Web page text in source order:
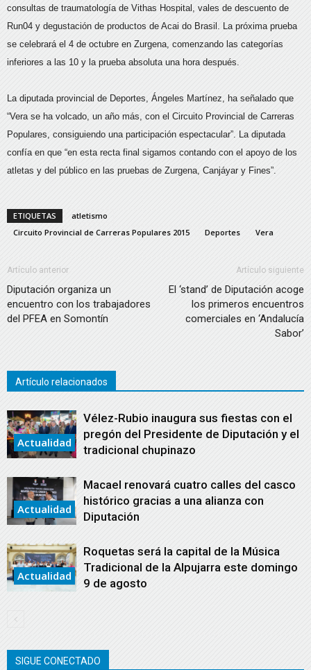
consultas de traumatología de Vithas Hospital, vales de descuento de
Run04 y degustación de productos de Acai do Brasil. La próxima prueba
se celebrará el 4 de octubre en Zurgena, comenzando las categorías
inferiores a las 10 y la prueba absoluta una hora después.
La diputada provincial de Deportes, Ángeles Martínez, ha señalado que
“Vera se ha volcado, un año más, con el Circuito Provincial de Carreras
Populares, consiguiendo una participación espectacular”. La diputada
confía en que “en esta recta final sigamos contando con el apoyo de los
atletas y del público en las pruebas de Zurgena, Canjáyar y Fines”.
ETIQUETAS
atletismo
Circuito Provincial de Carreras Populares 2015
Deportes Vera
Artículo anterior
Diputación organiza un
encuentro con los trabajadores
del PFEA en Somontín
Artículo siguiente
El ‘stand’ de Diputación acoge
los primeros encuentros
comerciales en ‘Andalucía
Sabor’
Artículo relacionados
Actualidad
Vélez-Rubio inaugura sus fiestas con el
pregón del Presidente de Diputación y el
tradicional chupinazo
Actualidad
Macael renovará cuatro calles del casco
histórico gracias a una alianza con
Diputación
Actualidad
Roquetas será la capital de la Música
Tradicional de la Alpujarra este domingo
9 de agosto
SIGUE CONECTADO